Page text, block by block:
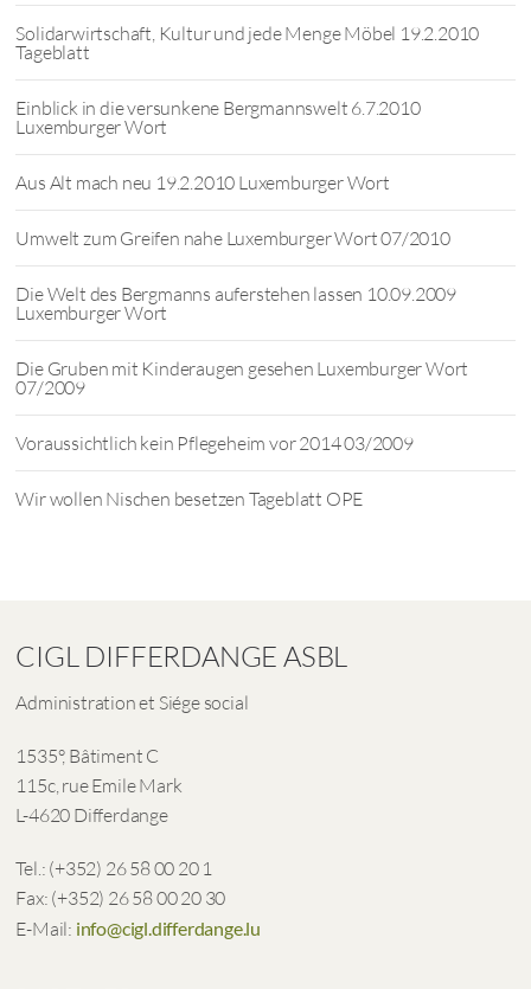
Solidarwirtschaft, Kultur und jede Menge Möbel 19.2.2010
Tageblatt
Einblick in die versunkene Bergmannswelt 6.7.2010
Luxemburger Wort
Aus Alt mach neu 19.2.2010 Luxemburger Wort
Umwelt zum Greifen nahe Luxemburger Wort 07/2010
Die Welt des Bergmanns auferstehen lassen 10.09.2009
Luxemburger Wort
Die Gruben mit Kinderaugen gesehen Luxemburger Wort
07/2009
Voraussichtlich kein Pflegeheim vor 2014 03/2009
Wir wollen Nischen besetzen Tageblatt OPE
CIGL DIFFERDANGE ASBL
Administration et Siége social
1535°, Bâtiment C
115c, rue Emile Mark
L-4620 Differdange
Tel.: (+352) 26 58 00 20 1
Fax: (+352) 26 58 00 20 30
E-Mail: info@cigl.differdange.lu